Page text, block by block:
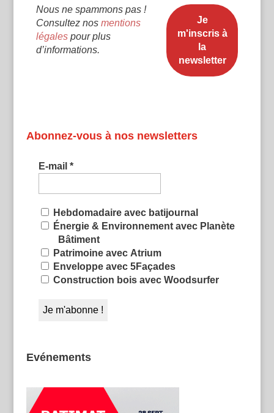
Nous ne spammons pas !
Consultez nos mentions
légalespour plus
d’informations.
Abonnez-vous à nos newsletters
E-mail *
Hebdomadaire avec batijournal
Énergie & Environnement avec Planète
Bâtiment
Patrimoine avec Atrium
Enveloppe avec 5Façades
Construction bois avec Woodsurfer
Evénements